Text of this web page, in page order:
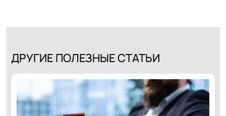
ДРУГИЕ ПОЛЕЗНЫЕ СТАТЬИ